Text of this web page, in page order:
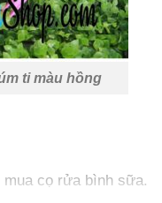
ti màu hồng
mua cọ rửa bình sữa.